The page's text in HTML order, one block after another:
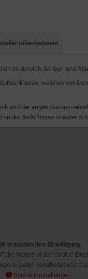
Informationen
im Bereich der Gar- und
welches von
und der engen
die Bedürfnisse unserer
brauchen Ihre Einwilligung
Videos in den Cookie-
Daten verarbeitet und
Cookie Einstellungen